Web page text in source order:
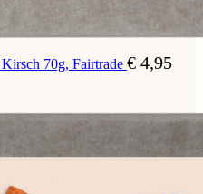
70g, Fairtrade € 4,95